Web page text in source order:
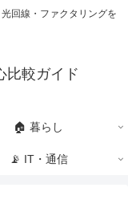
回線・ファクタリングを
比較ガイド
🏠 暮らし
📡 IT・通信